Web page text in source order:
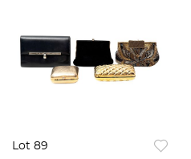
Lot 89